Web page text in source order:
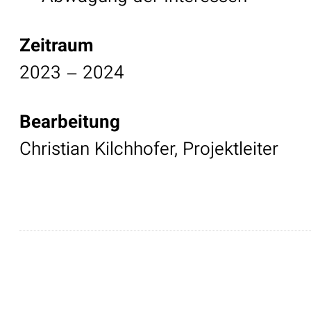
Zeitraum
2023 – 2024
Bearbeitung
Christian Kilchhofer, Projektleiter